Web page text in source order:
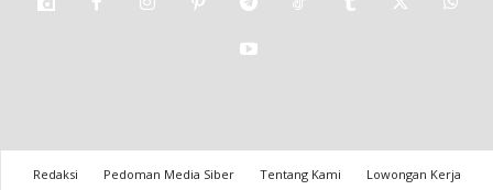
Redaksi Pedoman Media Siber Tentang Kami
Lowongan Kerja